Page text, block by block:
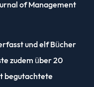
of Management
und elf Bücher
zudem über 20
begutachtete